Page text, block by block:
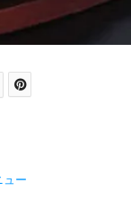
ュー